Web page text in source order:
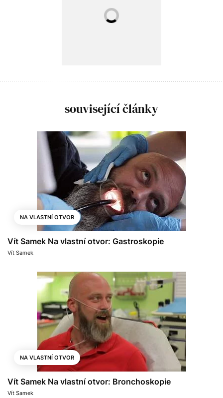
související články
NA VLASTNÍ OTVOR
Vít Samek Na vlastní otvor: Gastroskopie
Vít Samek
NA VLASTNÍ OTVOR
Vít Samek Na vlastní otvor: Bronchoskopie
Vít Samek